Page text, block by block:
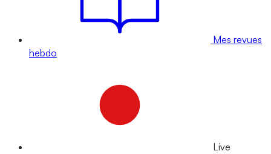
Mes revues
hebdo
Live